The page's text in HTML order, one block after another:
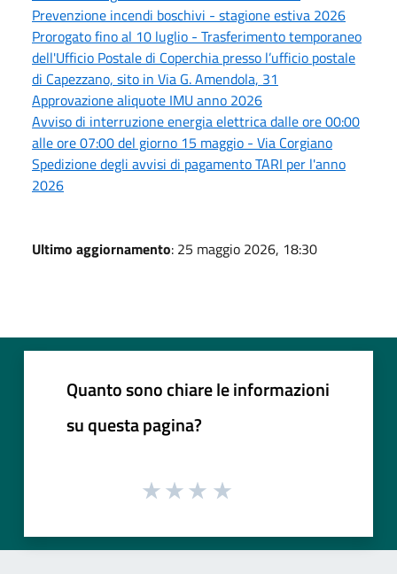
Prevenzione incendi boschivi - stagione estiva 2026
Prorogato fino al 10 luglio - Trasferimento temporaneo
dell'Ufficio Postale di Coperchia presso l’ufficio postale
di Capezzano, sito in Via G. Amendola, 31
Approvazione aliquote IMU anno 2026
Avviso di interruzione energia elettrica dalle ore 00:00
alle ore 07:00 del giorno 15 maggio - Via Corgiano
Spedizione degli avvisi di pagamento TARI per l'anno
2026
Ultimo aggiornamento: 25 maggio 2026, 18:30
Quanto sono chiare le informazioni
su questa pagina?